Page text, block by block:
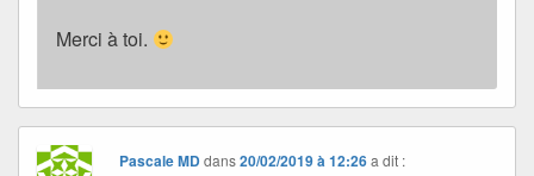
Merci à toi.
Pascale MDdans20/02/2019 à 12:26 a dit :